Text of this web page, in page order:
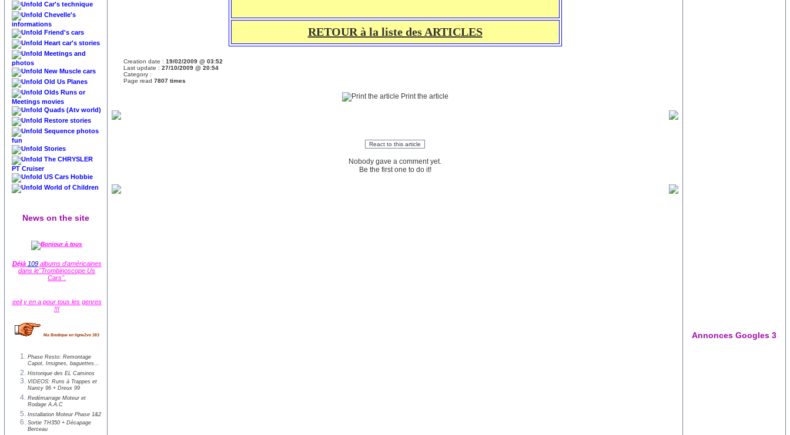
Car's technique
Chevelle's
informations
Friend's cars
Heart car's stories
Meetings and
photos
New Muscle cars
Old Us Planes
Olds Runs or
Meetings movies
Quads (Atv world)
Restore stories
Sequence photos
fun
Stories
The CHRYSLER
PT Cruiser
US Cars Hobbie
World of Children
News on the site
Déjà 109albums d'américaines
dans le"Trombinoscope Us
Cars".
eeil y en a pour tous les genres
!!!
Ma Boutique en ligne2vo 383
Phase Resto: Remontage
Capot, Insignes, baguettes...
Historique des EL Caminos
VIDEOS: Runs à Trappes et
Nancy 96 + Dreux 99
Redémarrage Moteur et
Rodage A.A.C
Installation Moteur Phase 1&2
Sortie TH350 + Décapage
Berceau
RETOUR à la liste des ARTICLES
Creation date : 19/02/2009 @ 03:52
Last update : 27/10/2009 @ 20:54
Category :
Page read 7807 times
Print the article
React to this article
Nobody gave a comment yet.
Be the first one to do it!
Annonces Googles 3